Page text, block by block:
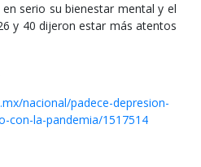
serio su bienestar mental y el
y 40 dijeron estar más atentos
nacional/padece-depresion-
con-la-pandemia/1517514